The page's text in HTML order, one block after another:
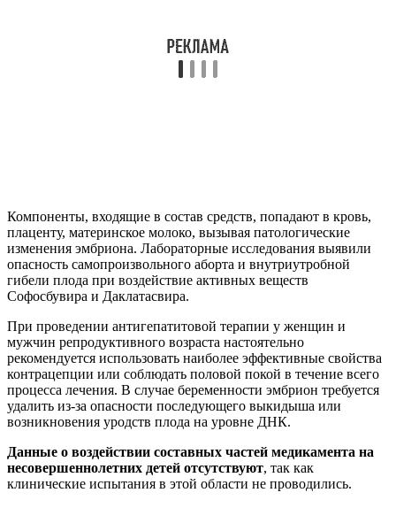
Компоненты, входящие в состав средств, попадают в кровь,
плаценту, материнское молоко, вызывая патологические
изменения эмбриона. Лабораторные исследования выявили
опасность самопроизвольного аборта и внутриутробной
гибели плода при воздействие активных веществ
Софосбувира и Даклатасвира.
При проведении антигепатитовой терапии у женщин и
мужчин репродуктивного возраста настоятельно
рекомендуется использовать наиболее эффективные свойства
контрацепции или соблюдать половой покой в течение всего
процесса лечения. В случае беременности эмбрион требуется
удалить из-за опасности последующего выкидыша или
возникновения уродств плода на уровне ДНК.
Данные о воздействии составных частей медикамента на
несовершеннолетних детей отсутствуют, так как
клинические испытания в этой области не проводились.